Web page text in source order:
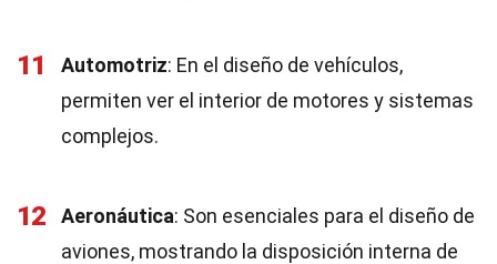
11 Automotriz: En el diseño de vehículos,
permiten ver el interior de motores y sistemas
complejos.
12 Aeronáutica: Son esenciales para el diseño de
aviones, mostrando la disposición interna de